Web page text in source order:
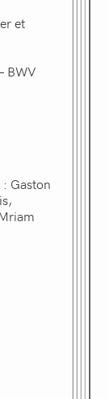
et
BWV
: Gaston